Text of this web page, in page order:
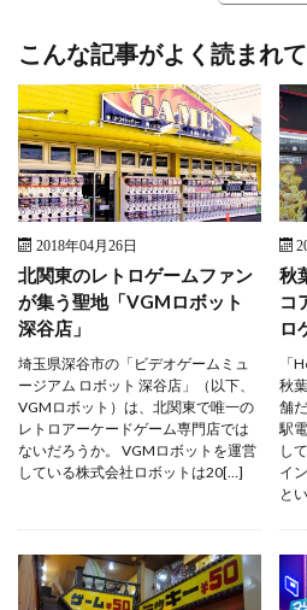
こんな記事がよく読まれ
2018年04月26日
北関東のレトロゲームファン
が集う聖地「VGMロボット
深谷店」
埼玉県深谷市の「ビデオゲームミュ
ージアム ロボット 深谷店」（以下、
VGMロボット）は、北関東で唯一の
レトロアーケードゲーム専門店では
ないだろうか。 VGMロボットを運営
している株式会社ロボットは20[…]
秋
コ
ロ
「
秋
舗
駅
し
イ
と